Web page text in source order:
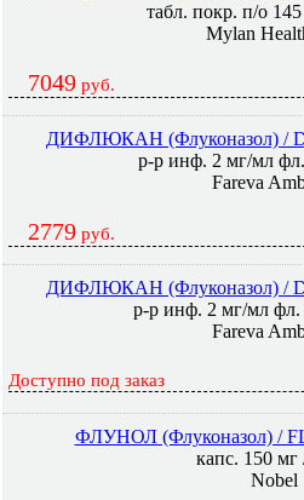
табл. покр. п/о
Mylan
7049 руб.
ДИФЛЮКАН (Флуконазол) /
р-р инф. 2 мг/мл
Fareva
2779 руб.
ДИФЛЮКАН (Флуконазол) /
р-р инф. 2 мг/мл фл.
Fareva
Доступно под заказ
ФЛУНОЛ (Флуконазол) /
капс. 150 мг
Nobel